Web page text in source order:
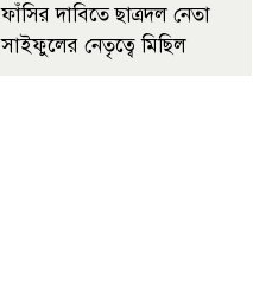
ফাঁসির দাবিতে ছাত্রদল নেতা
সাইফুলের নেতৃত্বে মিছিল